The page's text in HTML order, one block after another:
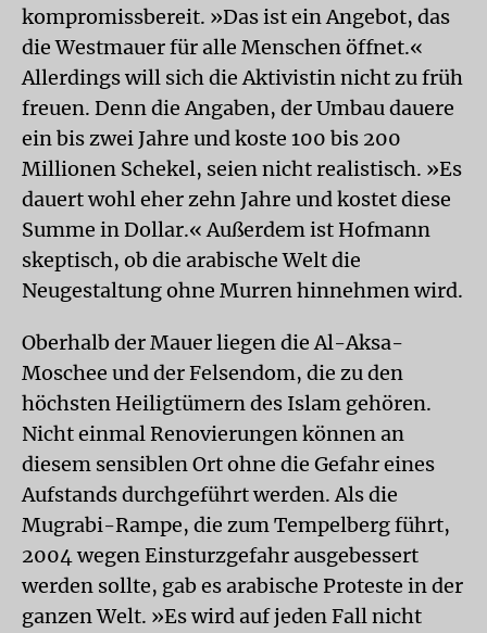
kompromissbereit. »Das ist ein Angebot, das
die Westmauer für alle Menschen öffnet.«
Allerdings will sich die Aktivistin nicht zu früh
freuen. Denn die Angaben, der Umbau dauere
ein bis zwei Jahre und koste 100 bis 200
Millionen Schekel, seien nicht realistisch. »Es
dauert wohl eher zehn Jahre und kostet diese
Summe in Dollar.« Außerdem ist Hofmann
skeptisch, ob die arabische Welt die
Neugestaltung ohne Murren hinnehmen wird.
Oberhalb der Mauer liegen die Al-Aksa-
Moschee und der Felsendom, die zu den
höchsten Heiligtümern des Islam gehören.
Nicht einmal Renovierungen können an
diesem sensiblen Ort ohne die Gefahr eines
Aufstands durchgeführt werden. Als die
Mugrabi-Rampe, die zum Tempelberg führt,
2004 wegen Einsturzgefahr ausgebessert
werden sollte, gab es arabische Proteste in der
ganzen Welt. »Es wird auf jeden Fall nicht